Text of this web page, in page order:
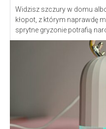
Widzisz szczury w domu
kłopot, z którym naprawdę
sprytne gryzonie potrafią